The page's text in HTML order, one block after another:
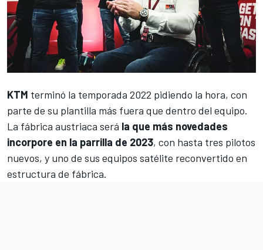
KTM terminó la temporada 2022 pidiendo la hora, con
parte de su plantilla más fuera que dentro del equipo.
La fábrica austriaca será la que más novedades
incorpore en la parrilla de 2023, con hasta tres pilotos
nuevos, y uno de sus equipos satélite reconvertido en
estructura de fábrica.